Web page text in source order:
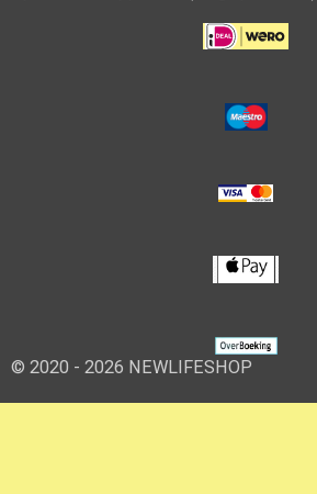
© 2020 - 2026 NEWLIFESHOP